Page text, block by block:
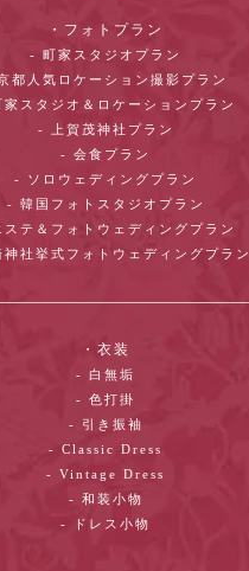
・フォトプラン
- 町家スタジオプラン
都人気ロケーション撮影プラン
スタジオ＆ロケーションプラン
- 上賀茂神社プラン
- 会食プラン
- ソロウェディングプラン
- 韓国フォトスタジオプラン
テ＆フォトウェディングプラン
社挙式フォトウェディングプラン
・衣装
- 白無垢
- 色打掛
- 引き振袖
- Classic Dress
- Vintage Dress
- 和装小物
- ドレス小物